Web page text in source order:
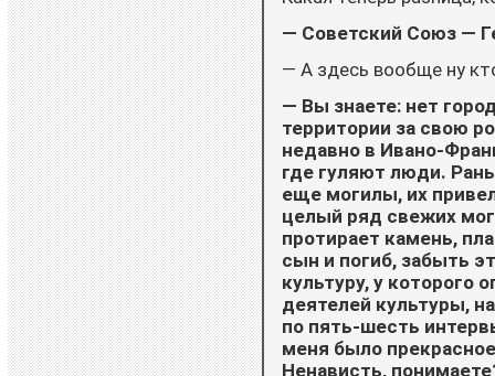
— Советский Союз —
— А здесь вообще ну
— Вы знаете: нет
территории за свою
недавно в Ивано-
где гуляют люди.
еще могилы, их
целый ряд свежих
протирает камень,
сын и погиб, забыть
культуру, у
деятелей культуры,
по пять-шесть
меня было
Ненависть,